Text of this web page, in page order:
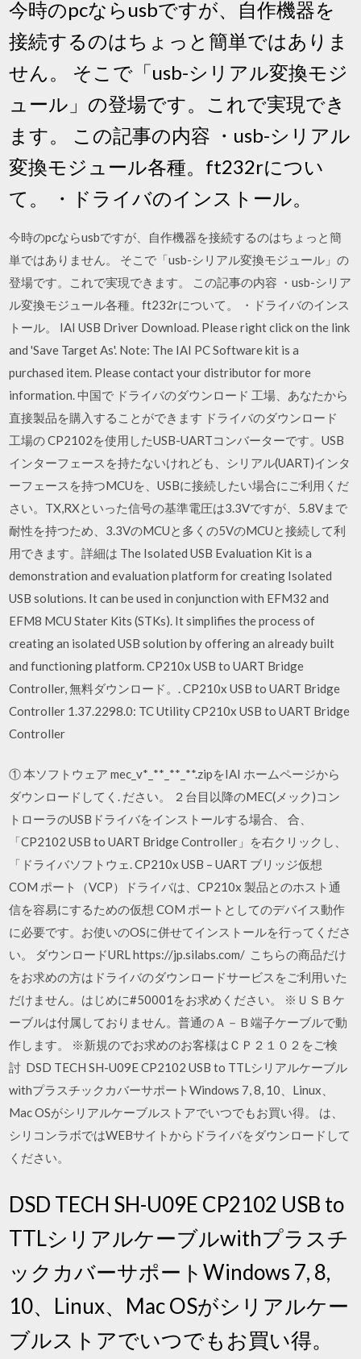
今時のpcならusbですが、自作機器を
接続するのはちょっと簡単ではありま
せん。 そこで「usb-シリアル変換モジ
ュール」の登場です。これで実現でき
ます。 この記事の内容 ・usb-シリアル
変換モジュール各種。ft232rについ
て。 ・ドライバのインストール。
今時のpcならusbですが、自作機器を接続するのはちょっと簡
単ではありません。 そこで「usb-シリアル変換モジュール」の
登場です。これで実現できます。 この記事の内容 ・usb-シリア
ル変換モジュール各種。ft232rについて。 ・ドライバのインス
トール。 IAI USB Driver Download. Please right click on the link
and 'Save Target As'. Note: The IAI PC Software kit is a
purchased item. Please contact your distributor for more
information. 中国で ドライバのダウンロード 工場、あなたから
直接製品を購入することができます ドライバのダウンロード
工場の CP2102を使用したUSB-UARTコンバーターです。USB
インターフェースを持たないけれども、シリアル(UART)インタ
ーフェースを持つMCUを、USBに接続したい場合にご利用くだ
さい。TX,RXといった信号の基準電圧は3.3Vですが、5.8Vまで
耐性を持つため、3.3VのMCUと多くの5VのMCUと接続して利
用できます。詳細は The Isolated USB Evaluation Kit is a
demonstration and evaluation platform for creating Isolated
USB solutions. It can be used in conjunction with EFM32 and
EFM8 MCU Stater Kits (STKs). It simplifies the process of
creating an isolated USB solution by offering an already built
and functioning platform. CP210x USB to UART Bridge
Controller, 無料ダウンロード。. CP210x USB to UART Bridge
Controller 1.37.2298.0: TC Utility CP210x USB to UART Bridge
Controller
① 本ソフトウェア mec_v*_**_**_**.zipをIAI ホームページから
ダウンロードしてく. ださい。 ２台目以降のMEC(メック)コン
トローラのUSBドライバをインストールする場合、 合、
「CP2102 USB to UART Bridge Controller」を右クリックし、
「ドライバソフトウェ. CP210x USB – UART ブリッジ仮想
COM ポート（VCP）ドライバは、CP210x 製品とのホスト通
信を容易にするための仮想 COM ポートとしてのデバイス動作
に必要です。お使いのOSに併せてインストールを行ってくださ
い。 ダウンロードURL https://jp.silabs.com/ こちらの商品だけ
をお求めの方はドライバのダウンロードサービスをご利用いた
だけません。はじめに#50001をお求めください。 ※ＵＳＢケ
ーブルは付属しておりません。普通のＡ－Ｂ端子ケーブルで動
作します。 ※新規のでお求めのお客様はＣＰ２１０２をご検
討 DSD TECH SH-U09E CP2102 USB to TTLシリアルケーブル
withプラスチックカバーサポートWindows 7, 8, 10、Linux、
Mac OSがシリアルケーブルストアでいつでもお買い得。 は、
シリコンラボではWEBサイトからドライバをダウンロードして
ください。
DSD TECH SH-U09E CP2102 USB to
TTLシリアルケーブルwithプラスチ
ックカバーサポートWindows 7, 8,
10、Linux、Mac OSがシリアルケー
ブルストアでいつでもお買い得。